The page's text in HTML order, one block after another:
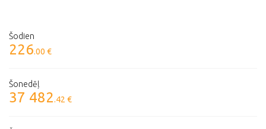
Šodien
226.00 €
Šonedēļ
37 482.42 €